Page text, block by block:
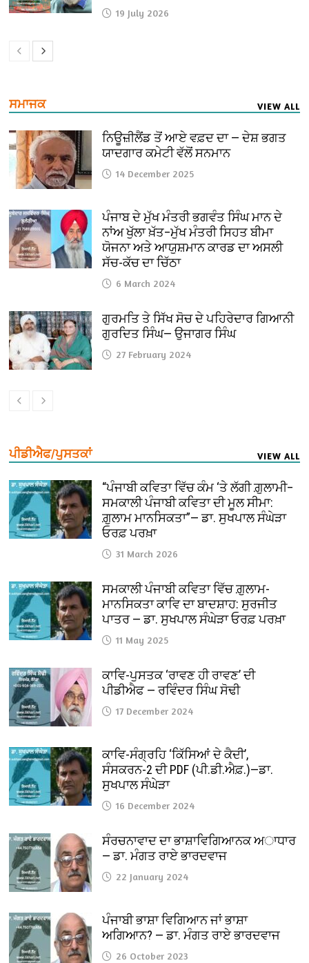
19 July 2026
ਸਮਾਜਕ VIEW ALL
ਨਿਊਜ਼ੀਲੈਂਡ ਤੋਂ ਆਏ ਵਫ਼ਦ ਦਾ — ਦੇਸ਼ ਭਗਤ
ਯਾਦਗਾਰ ਕਮੇਟੀ ਵੱਲੋਂ ਸਨਮਾਨ
14 December 2025
ਪੰਜਾਬ ਦੇ ਮੁੱਖ ਮੰਤਰੀ ਭਗਵੰਤ ਸਿੰਘ ਮਾਨ ਦੇ
ਨਾਂਅ ਖੁੱਲਾ ਖ਼ੱਤ–ਮੁੱਖ ਮੰਤਰੀ ਸਿਹਤ ਬੀਮਾ
ਯੋਜਨਾ ਅਤੇ ਆਯੁਸ਼ਮਾਨ ਕਾਰਡ ਦਾ ਅਸਲੀ
ਸੱਚ-ਕੱਚ ਦਾ ਚਿੱਠਾ
6 March 2024
ਗੁਰਮਤਿ ਤੇ ਸਿੱਖ ਸੋਚ ਦੇ ਪਹਿਰੇਦਾਰ ਗਿਆਨੀ
ਗੁਰਦਿਤ ਸਿੰਘ— ਉਜਾਗਰ ਸਿੰਘ
27 February 2024
ਪੀਡੀਐਫ/ਪੁਸਤਕਾਂ VIEW ALL
“ਪੰਜਾਬੀ ਕਵਿਤਾ ਵਿੱਚ ਕੰਮ ‘ਤੇ ਲੱਗੀ ਗ਼ੁਲਾਮੀ–
ਸਮਕਾਲੀ ਪੰਜਾਬੀ ਕਵਿਤਾ ਦੀ ਮੂਲ ਸੀਮਾ:
ਗ਼ੁਲਾਮ ਮਾਨਸਿਕਤਾ”— ਡਾ. ਸੁਖਪਾਲ ਸੰਘੇੜਾ
ਓਰਫ਼ ਪਰਖ਼ਾ
31 March 2026
ਸਮਕਾਲੀ ਪੰਜਾਬੀ ਕਵਿਤਾ ਵਿੱਚ ਗ਼ੁਲਾਮ-
ਮਾਨਸਿਕਤਾ ਕਾਵਿ ਦਾ ਬਾਦਸ਼ਾਹ: ਸੁਰਜੀਤ
ਪਾਤਰ — ਡਾ. ਸੁਖਪਾਲ ਸੰਘੇੜਾ ਓਰਫ਼ ਪਰਖ਼ਾ
11 May 2025
ਕਾਵਿ-ਪੁਸਤਕ ‘ਰਾਵਣ ਹੀ ਰਾਵਣ’ ਦੀ
ਪੀਡੀਐਫ — ਰਵਿੰਦਰ ਸਿੰਘ ਸੋਢੀ
17 December 2024
ਕਾਵਿ-ਸੰਗ੍ਰਹਿ ‘ਕਿੱਸਿਆਂ ਦੇ ਕੈਦੀ’,
ਸੰਸਕਰਨ-2 ਦੀ PDF (ਪੀ.ਡੀ.ਐਫ਼.)—ਡਾ.
ਸੁਖਪਾਲ ਸੰਘੇੜਾ
16 December 2024
ਸੰਰਚਨਾਵਾਦ ਦਾ ਭਾਸ਼ਾਵਿਗਿਆਨਕ ਅਾਧਾਰ
— ਡਾ. ਮੰਗਤ ਰਾਏ ਭਾਰਦਵਾਜ
22 January 2024
ਪੰਜਾਬੀ ਭਾਸ਼ਾ ਵਿਗਿਆਨ ਜਾਂ ਭਾਸ਼ਾ
ਅਗਿਆਨ? — ਡਾ. ਮੰਗਤ ਰਾਏ ਭਾਰਦਵਾਜ
26 October 2023